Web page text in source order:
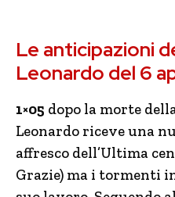
Le anticipazioni
Leonardo del 6
1×05 dopo la morte
Leonardo riceve una
affresco dell’Ultima
Grazie) ma i tormenti